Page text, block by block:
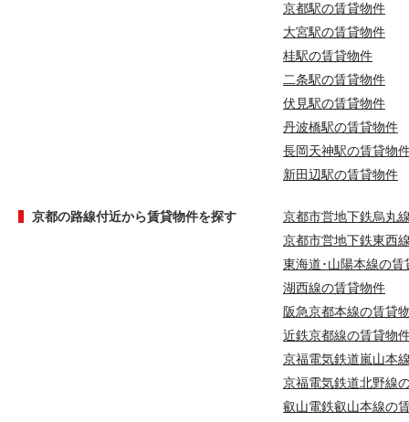
京都駅の賃貸物件
大宮駅の賃貸物件
桂駅の賃貸物件
二条駅の賃貸物件
伏見駅の賃貸物件
丹波橋駅の賃貸物件
長岡天神駅の賃貸物
新田辺駅の賃貸物件
京都の路線付近から賃貸物件を探す
京都市営地下鉄烏丸
京都市営地下鉄東西
東海道･山陽本線の賃
湖西線の賃貸物件
阪急京都本線の賃貸
近鉄京都線の賃貸物
京福電気鉄道嵐山本
京福電気鉄道北野線
叡山電鉄叡山本線の